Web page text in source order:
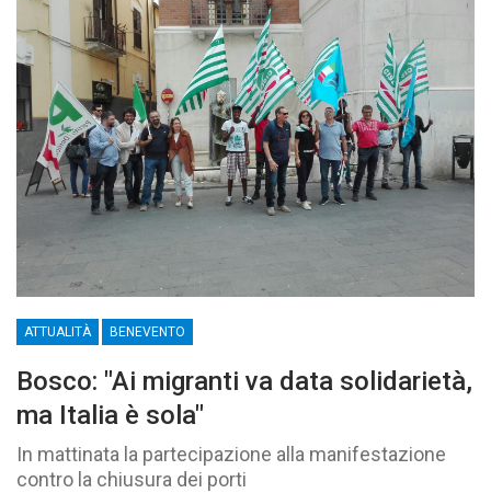
ATTUALITÀ BENEVENTO
Bosco: "Ai migranti va data solidarietà,
ma Italia è sola"
In mattinata la partecipazione alla manifestazione
contro la chiusura dei porti